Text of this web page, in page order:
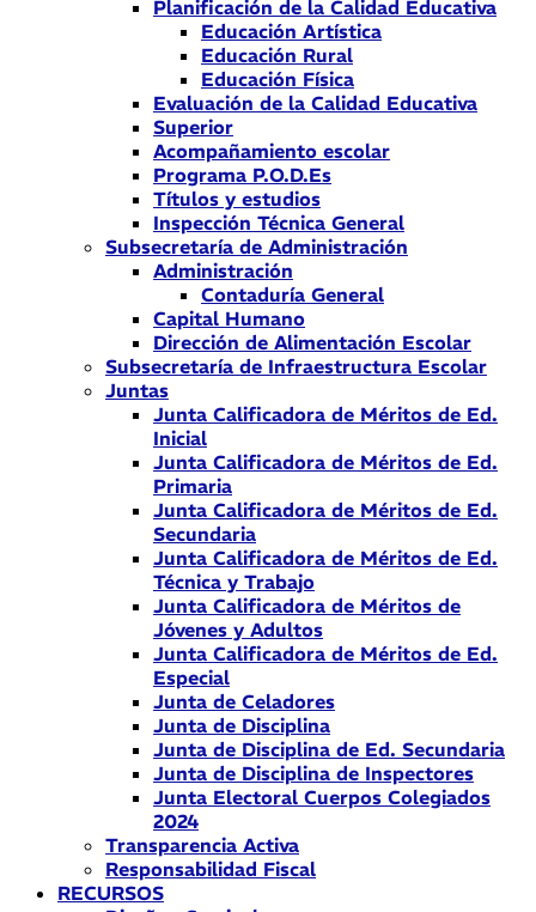
Planificación de la Calidad Educativa
Educación Artística
Educación Rural
Educación Física
Evaluación de la Calidad Educativa
Superior
Acompañamiento escolar
Programa P.O.D.Es
Títulos y estudios
Inspección Técnica General
Subsecretaría de Administración
Administración
Contaduría General
Capital Humano
Dirección de Alimentación Escolar
Subsecretaría de Infraestructura Escolar
Juntas
Junta Calificadora de Méritos de Ed.
Inicial
Junta Calificadora de Méritos de Ed.
Primaria
Junta Calificadora de Méritos de Ed.
Secundaria
Junta Calificadora de Méritos de Ed.
Técnica y Trabajo
Junta Calificadora de Méritos de
Jóvenes y Adultos
Junta Calificadora de Méritos de Ed.
Especial
Junta de Celadores
Junta de Disciplina
Junta de Disciplina de Ed. Secundaria
Junta de Disciplina de Inspectores
Junta Electoral Cuerpos Colegiados
2024
Transparencia Activa
Responsabilidad Fiscal
RECURSOS